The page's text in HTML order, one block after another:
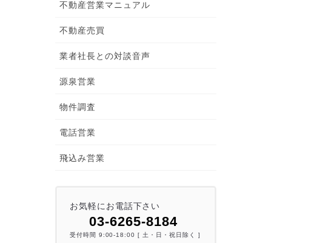
不動産営業マニュアル
不動産売買
業者社長との対談音声
源泉営業
物件調査
電話営業
飛込み営業
お気軽にお電話下さい
03-6265-8184
受付時間 9:00-18:00 [ 土・日・祝日除く ]